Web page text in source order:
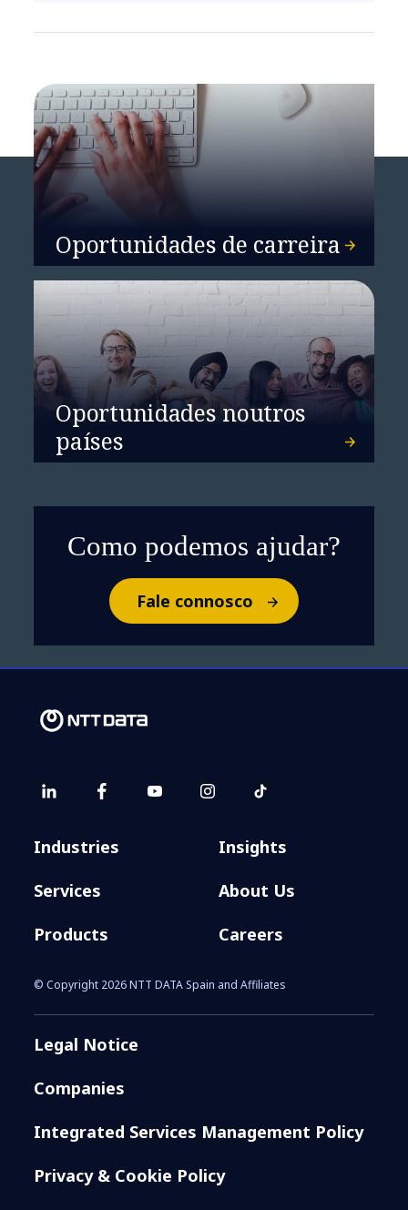
Oportunidades de carreira
Oportunidades noutros
países
Como podemos ajudar?
Fale connosco
Industries
Services
Products
Insights
About Us
Careers
© Copyright 2026 NTT DATA Spain and Affiliates
Legal Notice
Companies
Integrated Services Management Policy
Privacy & Cookie Policy